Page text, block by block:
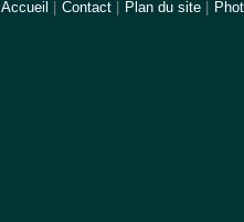
Accueil Contact Plan du site